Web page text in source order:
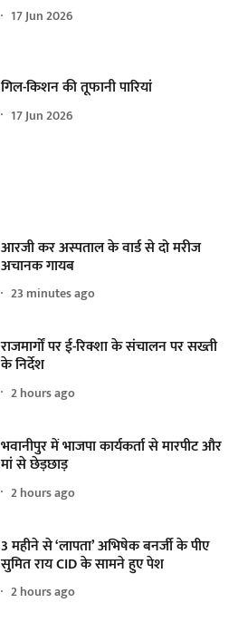
17 Jun 2026
गिल-किशन की तूफानी पारियां
17 Jun 2026
आरजी कर अस्पताल के वार्ड से दो मरीज
अचानक गायब
23 minutes ago
राजमार्गों पर ई-रिक्शा के संचालन पर सख्ती
के निर्देश
2 hours ago
भवानीपुर में भाजपा कार्यकर्ता से मारपीट और
मां से छेड़छाड़
2 hours ago
3 महीने से ‘लापता’ अभिषेक बनर्जी के पीए
सुमित राय CID के सामने हुए पेश
2 hours ago